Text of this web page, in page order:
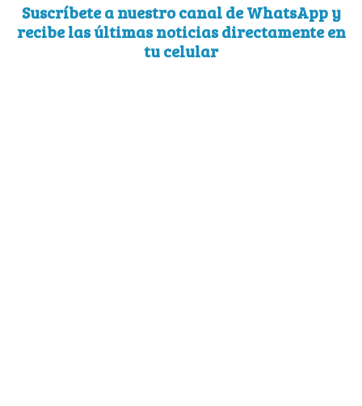
Suscríbete a nuestro canal de WhatsApp y
recibe las últimas noticias directamente en
tu celular